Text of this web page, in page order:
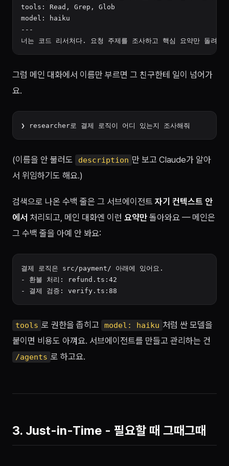
tools: Read, Grep, Glob
model: haiku
---
그럼 메인 대화에서 이름만 부르면 그 친구한테 일이 넘어가
요.
(이름을 안 불러도 description 만 보고 Claude가 알아
서 위임하기도 해요.)
검색으로 나온 수백 줄은 그 서브에이전트 자기 컨텍스트 안
에서 처리되고, 메인 대화엔 이런 요약만 돌아와요 — 메인은
그 수백 줄을 아예 안 봐요:
결제 로직은 src/payment/ 아래에 있어요.
- 환불 처리: refund.ts:42
tools 로 권한을 좁히고 model: haiku 처럼 싼 모델을
붙이면 비용도 아껴요. 서브에이전트를 만들고 관리하는 건
/agents 로 하고요.
3. Just-in-Time - 필요할 때 그때그때